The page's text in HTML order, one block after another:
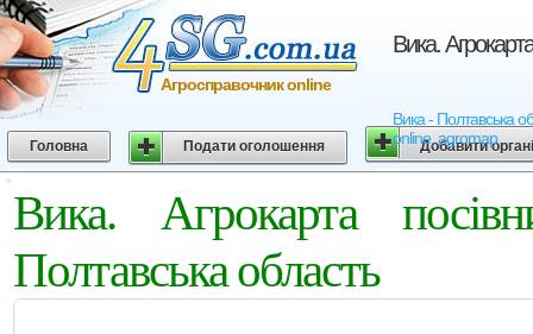
Вика.
Вика - Полтавська
online, agromap
Агросправочник online
Головна Подати оголошення Добавити
Вика. Агрокарта
Полтавська область